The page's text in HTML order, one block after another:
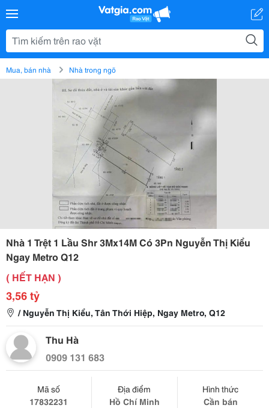
Mua, bán nhà Nhà trong ngõ
Nhà 1 Trệt 1 Lầu Shr 3Mx14M Có 3Pn Nguyễn Thị Kiểu
Ngay Metro Q12
( HẾT HẠN )
3,56 tỷ
/ Nguyễn Thị Kiểu, Tân Thới Hiệp, Ngay Metro, Q12
Thu Hà
0909 131 683
Mã số
17832231
Địa điểm
Hồ Chí Minh
Hình thức
Cần bán